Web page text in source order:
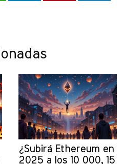
¿Subirá Ethereum en
2025 a los 10 000, 15